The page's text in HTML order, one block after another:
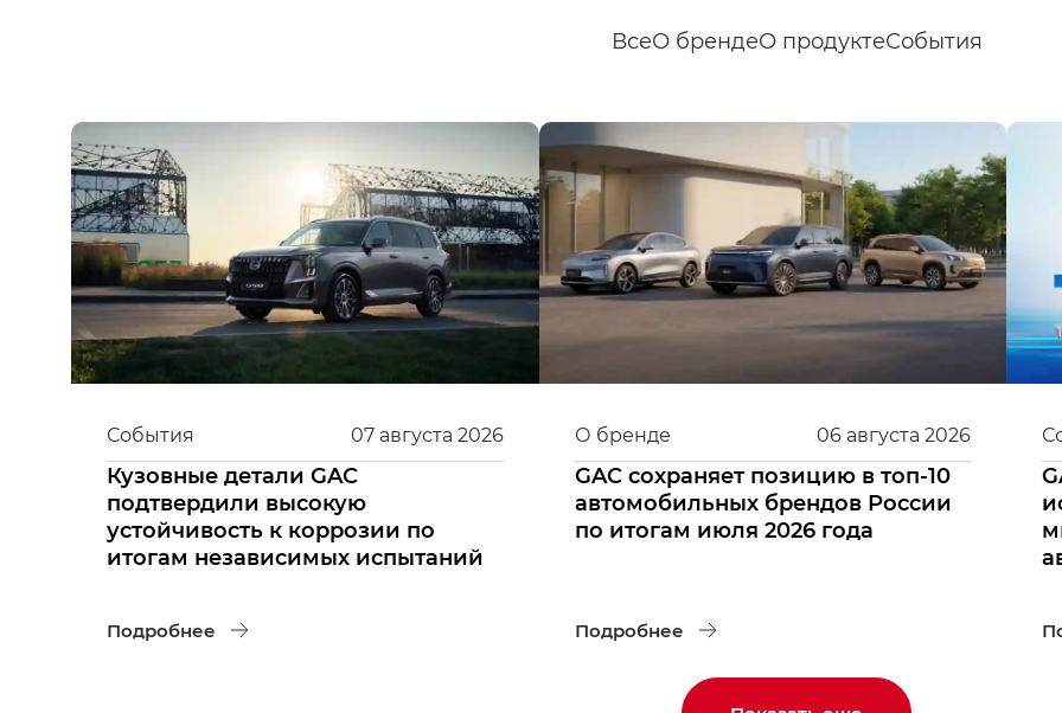
ВсеО брендеО продуктеСобытия
07 августа 2026
События
Кузовные детали GAC
подтвердили высокую
устойчивость к коррозии по
итогам независимых испытаний
Подробнее
06 августа 2026
О бренде
GAC сохраняет позицию в топ-10
автомобильных брендов России
по итогам июля 2026 года
Подробнее